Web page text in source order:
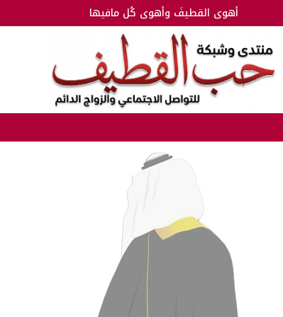
أهوى القطيفَ وأهوى كُل مافيها